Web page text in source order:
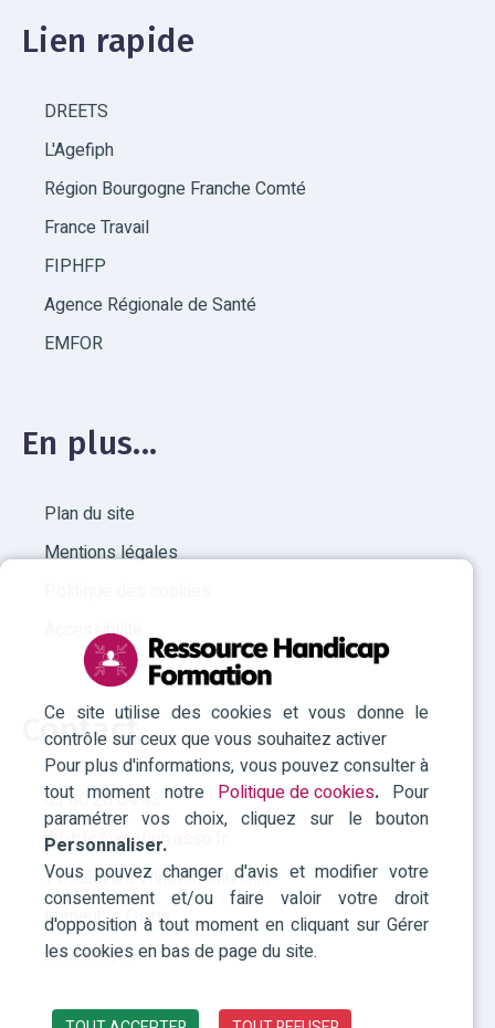
Ce site utilise des cookies et vous donne le
contrôle sur ceux que vous souhaitez activer
Pour plus d'informations, vous pouvez consulter à
tout moment notre Politique de cookies.Pour
paramétrer vos choix, cliquez sur le bouton
Personnaliser.
Vous pouvez changer d'avis et modifier votre
consentement et/ou faire valoir votre droit
d'opposition à tout moment en cliquant sur Gérer
les cookies en bas de page du site.
Lien rapide
DREETS
L'Agefiph
Région Bourgogne Franche Comté
France Travail
FIPHFP
Agence Régionale de Santé
EMFOR
En plus...
Plan du site
Mentions légales
Accessibilité
Contact
03 80 28 04 43
rhf-bfc@agefiph.asso.fr
7 boulevard Winston Churchill
Immeuble Osiris
21000 Dijon